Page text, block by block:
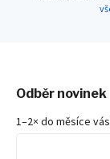
Odběr novinek
1–2× do měsíce